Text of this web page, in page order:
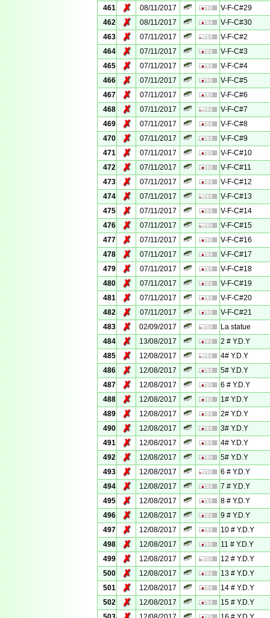
461
✗ 08/11/2017
V-F-C#29
462
✗ 08/11/2017
V-F-C#30
463
✗ 07/11/2017
V-F-C#2
464
✗ 07/11/2017
V-F-C#3
465
✗ 07/11/2017
V-F-C#4
466
✗ 07/11/2017
V-F-C#5
467
✗ 07/11/2017
V-F-C#6
468
✗ 07/11/2017
V-F-C#7
469
✗ 07/11/2017
V-F-C#8
470
✗ 07/11/2017
V-F-C#9
471
✗ 07/11/2017
V-F-C#10
472
✗ 07/11/2017
V-F-C#11
473
✗ 07/11/2017
V-F-C#12
474
✗ 07/11/2017
V-F-C#13
475
✗ 07/11/2017
V-F-C#14
476
✗ 07/11/2017
V-F-C#15
477
✗ 07/11/2017
V-F-C#16
478
✗ 07/11/2017
V-F-C#17
479
✗ 07/11/2017
V-F-C#18
480
✗ 07/11/2017
V-F-C#19
481
✗ 07/11/2017
V-F-C#20
482
✗ 07/11/2017
V-F-C#21
483
✗ 02/09/2017
La statue
484
✗ 13/08/2017
2 # Y.D.Y
485
✗ 12/08/2017
4# Y.D.Y
486
✗ 12/08/2017
5# Y.D.Y
487
✗ 12/08/2017
6 # Y.D.Y
488
✗ 12/08/2017
1# Y.D.Y
489
✗ 12/08/2017
2# Y.D.Y
490
✗ 12/08/2017
3# Y.D.Y
491
✗ 12/08/2017
4# Y.D.Y
492
✗ 12/08/2017
5# Y.D.Y
493
✗ 12/08/2017
6 # Y.D.Y
494
✗ 12/08/2017
7 # Y.D.Y
495
✗ 12/08/2017
8 # Y.D.Y
496
✗ 12/08/2017
9 # Y.D.Y
497
✗ 12/08/2017
10 # Y.D.Y
498
✗ 12/08/2017
11 # Y.D.Y
499
✗ 12/08/2017
12 # Y.D.Y
500
✗ 12/08/2017
13 # Y.D.Y
501
✗ 12/08/2017
14 # Y.D.Y
502
✗ 12/08/2017
15 # Y.D.Y